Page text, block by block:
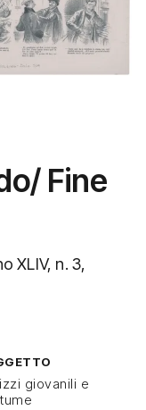
Fine
XLIV, n. 3,
giovanili e